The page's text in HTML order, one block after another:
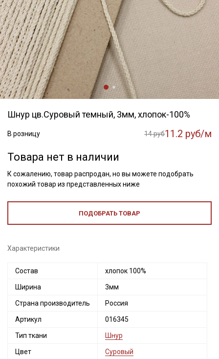
Шнур цв.Суровый темный, 3мм, хлопок-100%
В розницу 14 руб11.2 руб/м
Товара нет в наличии
К сожалению, товар распродан, но вы можете подобрать
похожий товар из представленных ниже
ПОДОБРАТЬ ТОВАР
Характеристики
Состав хлопок 100%
Ширина 3мм
Страна производитель Россия
Артикул 016345
Тип ткани Шнур
Цвет Суровый
Секретная рассылка от Купава
промокоды и скидки до 30% на узкие
категории тканей